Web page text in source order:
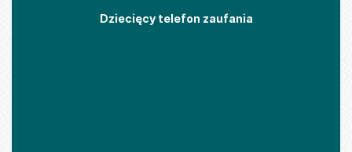
Dziecięcy telefon zaufania